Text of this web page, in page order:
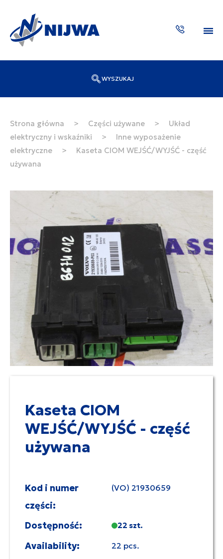
WYSZUKAJ
SZUKAJ
Strona główna > Części używane >
Układ
elektryczny i wskaźniki
>
Inne wyposażenie
elektryczne
>
Kaseta CIOM WEJŚĆ/WYJŚĆ - część
używana
Kaseta CIOM
WEJŚĆ/WYJŚĆ - część
używana
Kod i numer
części:
(VO) 21930659
Dostępność: 22 szt.
Availability: 22 pcs.